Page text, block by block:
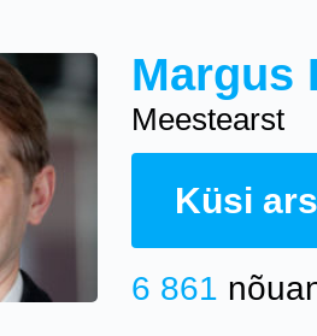
Margus
Meestearst
Küsi
6 861